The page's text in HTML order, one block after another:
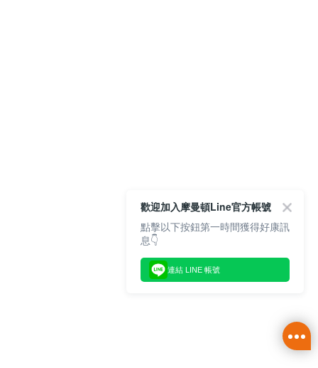
歡迎加入摩曼頓Line官方帳號
點擊以下按鈕第一時間獲得好康訊
息👇
連結 LINE 帳號